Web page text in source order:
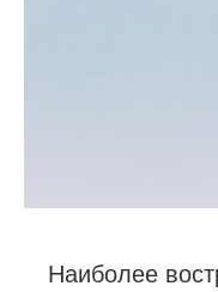
Наиболее